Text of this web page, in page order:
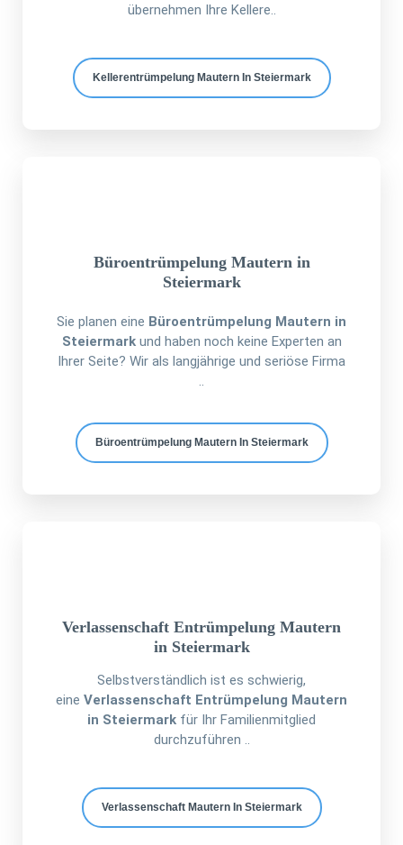
übernehmen Ihre Kellere..
Kellerentrümpelung Mautern In Steiermark
Büroentrümpelung Mautern in
Steiermark
Sie planen eine Büroentrümpelung Mautern in
Steiermark und haben noch keine Experten an
Ihrer Seite? Wir als langjährige und seriöse Firma
..
Büroentrümpelung Mautern In Steiermark
Verlassenschaft Entrümpelung Mautern
in Steiermark
Selbstverständlich ist es schwierig,
eine Verlassenschaft Entrümpelung Mautern
in Steiermark für Ihr Familienmitglied
durchzuführen ..
Verlassenschaft Mautern In Steiermark